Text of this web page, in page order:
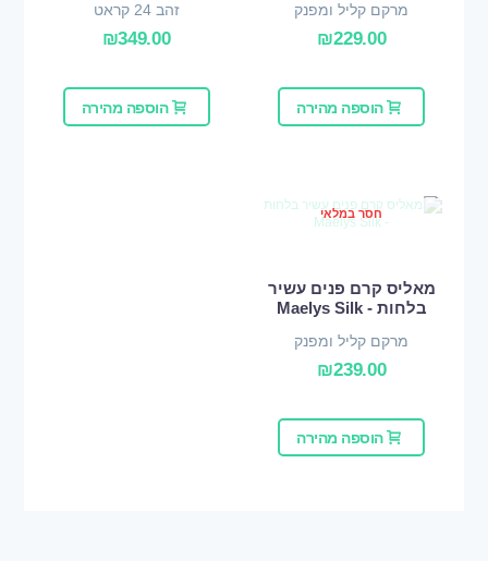
מרקם קליל ומפנק
₪229.00
הוספה מהירה
זהב 24 קראט
₪349.00
הוספה מהירה
חסר במלאי
מאליס קרם פנים עשיר
בלחות - Maelys Silk
מרקם קליל ומפנק
₪239.00
הוספה מהירה